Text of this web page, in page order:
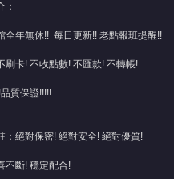
：
全年無休!! 每日更新!! 老點報班提醒!!
刷卡! 不收點數! 不匯款! 不轉帳!
品質保證!!!!!
：絕對保密! 絕對安全! 絕對優質!
不斷! 穩定配合!